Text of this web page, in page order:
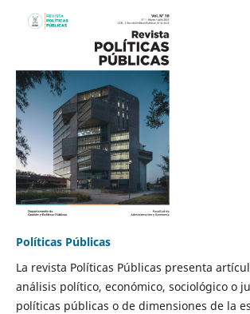
Políticas Públicas
La revista Políticas Públicas presenta
análisis político, económico, sociológico o
políticas públicas o de dimensiones de la